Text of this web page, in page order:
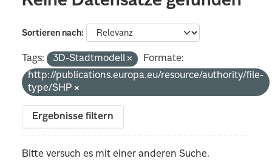
Sortieren nach
Tags: 3D-Stadtmodell
Formate:
http://publications.europa.eu/resource/authority/file-
type/SHP
Ergebnisse filtern
Bitte versuch es mit einer anderen Suche.